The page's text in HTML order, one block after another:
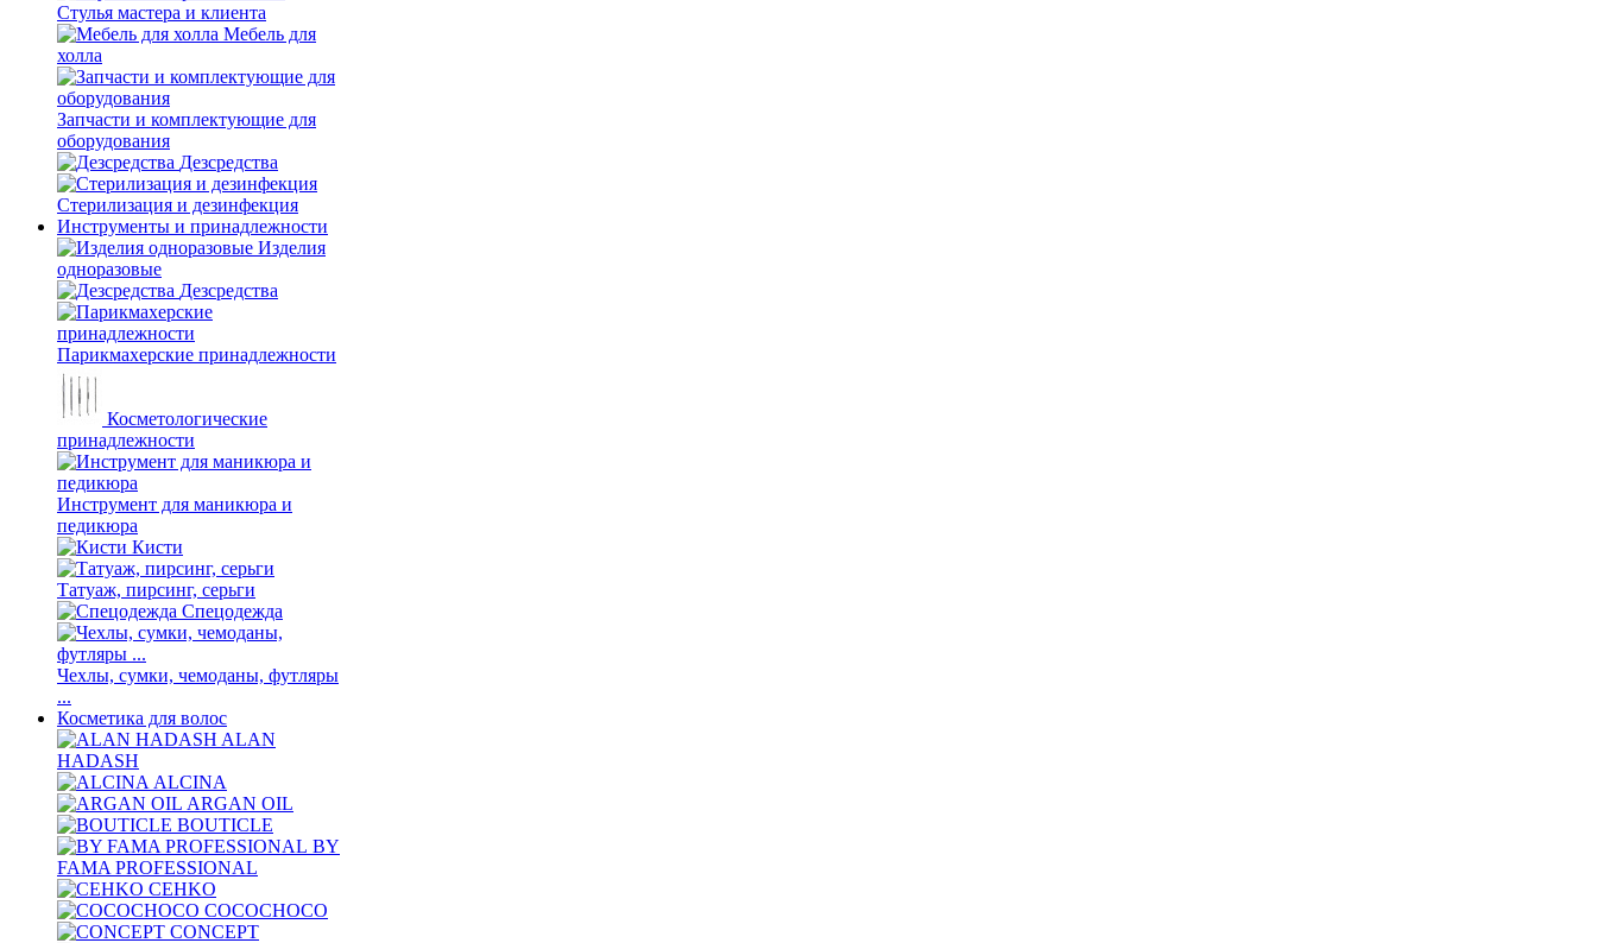
Стулья мастера и клиента
Мебель для
холла
Запчасти и комплектующие для
оборудования
Дезсредства
Стерилизация и дезинфекция
Инструменты и принадлежности
Изделия
одноразовые
Дезсредства
Парикмахерские принадлежности
Косметологические
принадлежности
Инструмент для маникюра и
педикюра
Кисти
Татуаж, пирсинг, серьги
Спецодежда
Чехлы, сумки, чемоданы, футляры
...
Косметика для волос
ALAN
HADASH
ALCINA
ARGAN OIL
BOUTICLE
BY
FAMA PROFESSIONAL
CEHKO
COCOCHOCO
CONCEPT